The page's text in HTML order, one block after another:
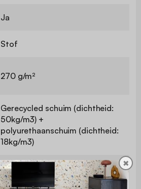
Ja
Stof
270 g/m²
Gerecycled schuim (dichtheid:
50kg/m3) +
polyurethaanschuim (dichtheid:
18kg/m3)
Polyurethaanschuim (29kg/m3)
✖